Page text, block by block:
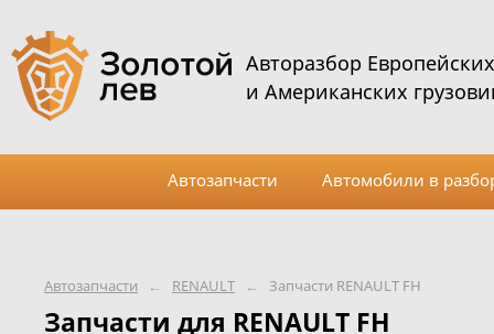
Автозапчасти ← RENAULT ← Запчасти RENAULT FH
Запчасти для RENAULT FH
Авторазбор Европейских
и Американских
Автозапчасти Автомобили в